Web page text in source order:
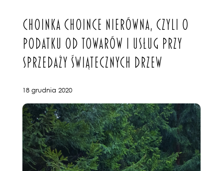
CHOINKA CHOINCE NIERÓWNA, CZYLI O
PODATKU OD TOWARÓW I USŁUG PRZY
SPRZEDAŻY ŚWIĄTECZNYCH DRZEW
18 grudnia 2020